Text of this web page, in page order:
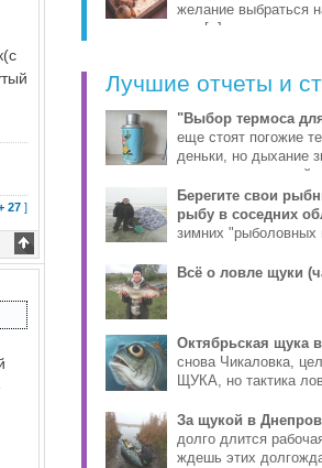
27 ]
желание выбраться
све [..]
Лучшие отчеты и
"Выбор термоса
еще стоят погожие
деньки, но дыхание
ощущается уже
Берегите свои
рыбу в соседних
зимних "рыболовных
столько
плотвой, волей-н [..]
Всё о ловле щуки
Октябрьская щука
снова Чикаловка,
ЩУКА, но тактика
иная, по причине
За щукой в
долго длится
ждешь этих